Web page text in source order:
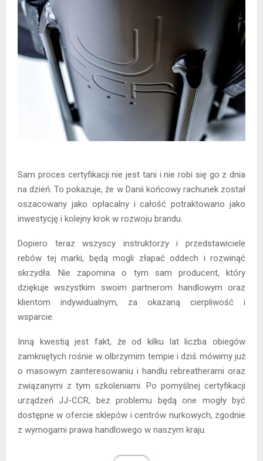
Sam proces certyfikacji nie jest tani i nie robi się go z dnia
na dzień. To pokazuje, że w Danii końcowy rachunek został
oszacowany jako opłacalny i całość potraktowano jako
inwestycję i kolejny krok w rozwoju brandu.
Dopiero teraz wszyscy instruktorzy i przedstawiciele
rebów tej marki, będą mogli złapać oddech i rozwinąć
skrzydła. Nie zapomina o tym sam producent, który
dziękuje wszystkim swoim partnerom handlowym oraz
klientom indywidualnym, za okazaną cierpliwość i
wsparcie.
Inną kwestią jest fakt, że od kilku lat liczba obiegów
zamkniętych rośnie w olbrzymim tempie i dziś mówimy już
o masowym zainteresowaniu i handlu rebreatherami oraz
związanymi z tym szkoleniami. Po pomyślnej certyfikacji
urządzeń JJ-CCR, bez problemu będą one mogły być
dostępne w ofercie sklepów i centrów nurkowych, zgodnie
z wymogami prawa handlowego w naszym kraju.